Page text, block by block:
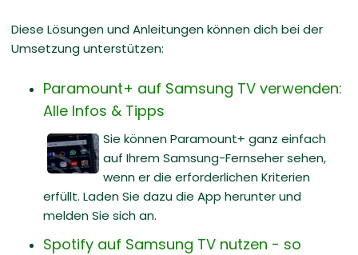
Diese Lösungen und Anleitungen können dich bei der
Umsetzung unterstützen:
Paramount+ auf Samsung TV verwenden:
Alle Infos & Tipps
Sie können Paramount+ ganz einfach
auf Ihrem Samsung-Fernseher sehen,
wenn er die erforderlichen Kriterien
erfüllt. Laden Sie dazu die App herunter und
melden Sie sich an.
Spotify auf Samsung TV nutzen - so